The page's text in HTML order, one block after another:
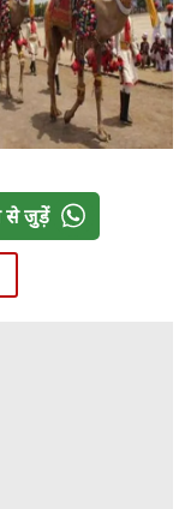
से जुड़ें